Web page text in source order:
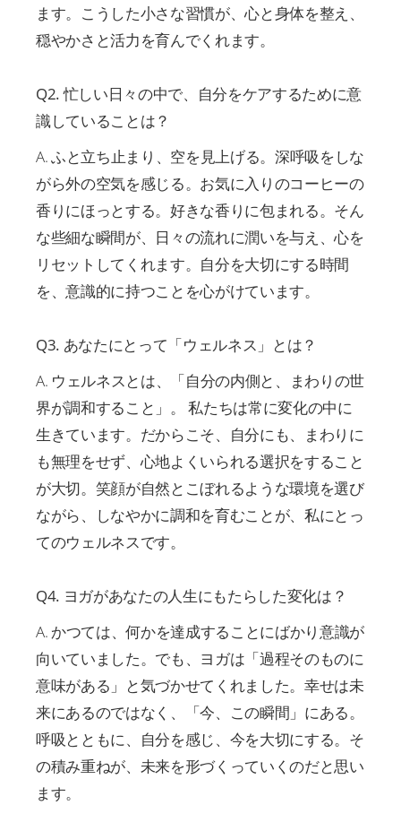
ます。こうした小さな習慣が、心と身体を整え、
穏やかさと活力を育んでくれます。
Q2. 忙しい日々の中で、自分をケアするために意
識していることは？
A. ふと立ち止まり、空を見上げる。深呼吸をしな
がら外の空気を感じる。お気に入りのコーヒーの
香りにほっとする。好きな香りに包まれる。そん
な些細な瞬間が、日々の流れに潤いを与え、心を
リセットしてくれます。自分を大切にする時間
を、意識的に持つことを心がけています。
Q3. あなたにとって「ウェルネス」とは？
A. ウェルネスとは、「自分の内側と、まわりの世
界が調和すること」。 私たちは常に変化の中に
生きています。だからこそ、自分にも、まわりに
も無理をせず、心地よくいられる選択をすること
が大切。笑顔が自然とこぼれるような環境を選び
ながら、しなやかに調和を育むことが、私にとっ
てのウェルネスです。
Q4. ヨガがあなたの人生にもたらした変化は？
A. かつては、何かを達成することにばかり意識が
向いていました。でも、ヨガは「過程そのものに
意味がある」と気づかせてくれました。幸せは未
来にあるのではなく、「今、この瞬間」にある。
呼吸とともに、自分を感じ、今を大切にする。そ
の積み重ねが、未来を形づくっていくのだと思い
ます。